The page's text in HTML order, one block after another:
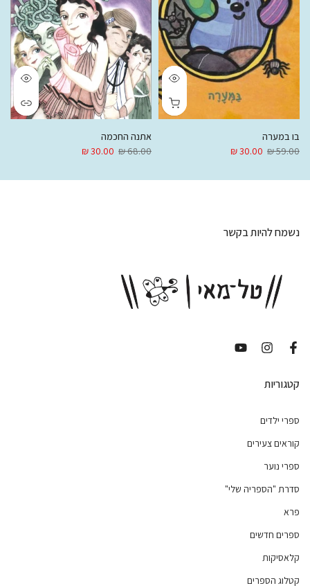
בו במערה
59.00 ₪
30.00 ₪
אתנה החכמה
68.00 ₪
30.00 ₪
נשמח להיות בקשר
קטגוריות
ספרי ילדים
קוראים צעירים
ספרי נוער
סדרת "הספריה שלי"
פרא
ספרים חדשים
קלאסיקות
קטלוג הספרים